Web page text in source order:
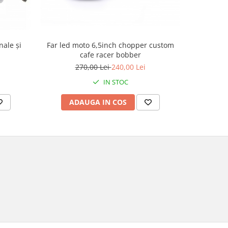
și
Far led moto 6,5inch chopper custom
cafe racer bobber
270,00 Lei240,00 Lei
IN STOC
ADAUGA IN COS